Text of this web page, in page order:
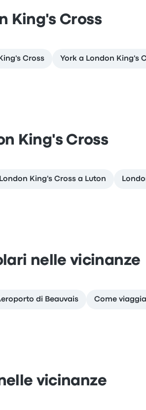
King's Cross
Cross York a London King's
King's Cross
London King's Cross a Luton
nelle vicinanze
di Beauvais Come
vicinanze